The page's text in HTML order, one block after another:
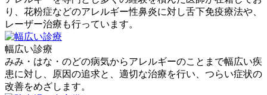
り、花粉症などのアレルギー性鼻炎に対し舌下免疫療法や、
レーザー治療も行っています。
幅広い診療
みみ・はな・のどの病気からアレルギーのことまで幅広い疾
患に対し、原因の追求と、適切な治療を行い、つらい症状の
改善をめざします。